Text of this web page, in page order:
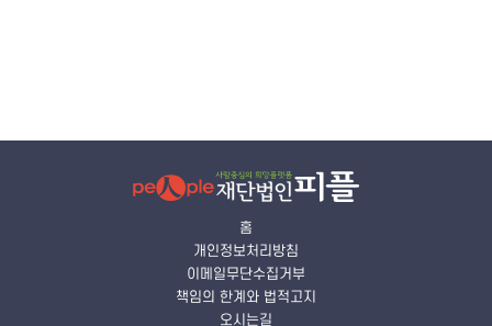
홈
개인정보처리방침
이메일무단수집거부
책임의 한계와 법적고지
오시는길